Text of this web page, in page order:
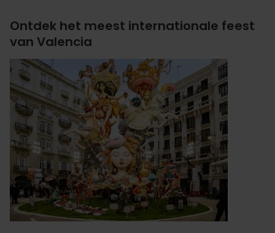
Ontdek het meest internationale feest
van Valencia